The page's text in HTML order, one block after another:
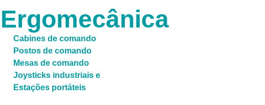
Ergomecânica
Cabines de comando
Postos de comando
Mesas de comando
Joysticks industriais e
Estações portáteis